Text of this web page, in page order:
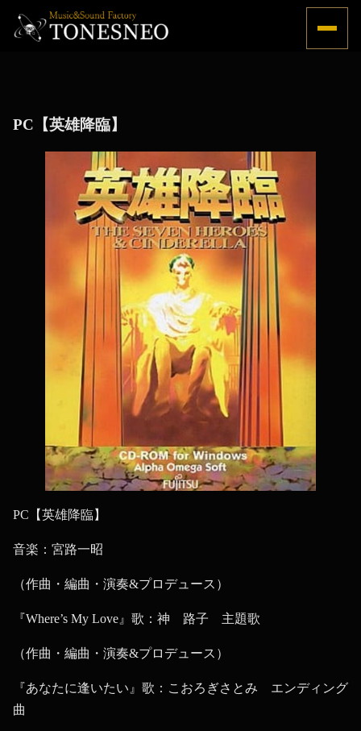
Menu
PC【英雄降臨】
PC【英雄降臨】
音楽：宮路一昭
（作曲・編曲・演奏&プロデュース）
『Where’s My Love』歌：神 路子 主題歌
（作曲・編曲・演奏&プロデュース）
『あなたに逢いたい』歌：こおろぎさとみ エンディング
曲